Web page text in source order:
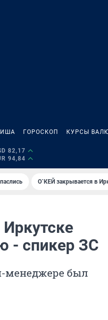
ГОРОСКОП КУРСЫ
82,17
94,84
О`КЕЙ закрывается в
- спикер ЗС
менеджере был